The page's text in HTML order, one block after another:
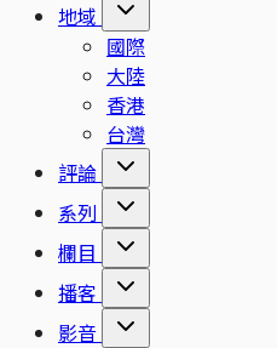
地域
國際
大陸
香港
台灣
評論
系列
欄目
播客
影音